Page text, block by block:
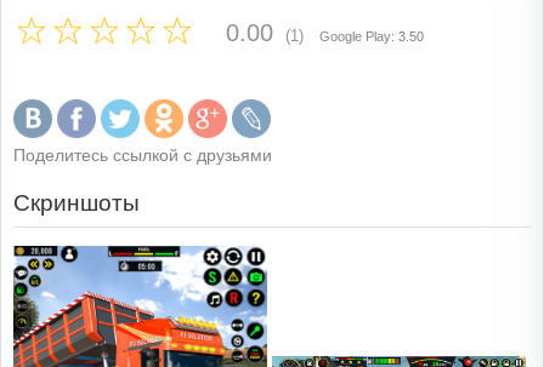
0.00 (1) Google Play: 3.50
Поделитесь ссылкой с друзьями
Скриншоты